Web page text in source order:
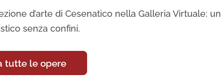
d’arte di Cesenatico nella Galleria Virtuale: un
senza confini.
tutte le opere